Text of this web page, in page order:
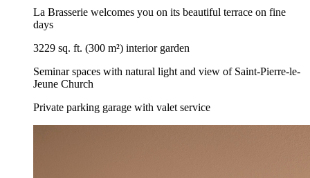
La Brasserie welcomes you on its beautiful terrace on fine
days
3229 sq. ft. (300 m²) interior garden
Seminar spaces with natural light and view of Saint-Pierre-le-
Jeune Church
Private parking garage with valet service